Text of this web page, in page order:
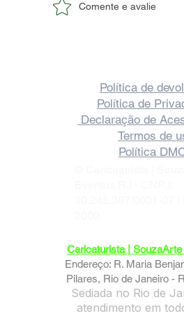
Comente e avalie
Caricaturista |
Endereço: R. Maria
Pilares, Rio de Janeiro -
Sediada no Rio de
atendimento em
Política de
Política de
Declaração de
Termos de
Política